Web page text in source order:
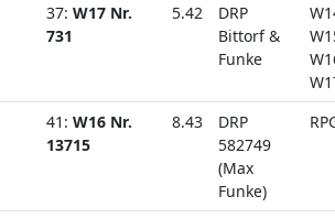
37: W17 Nr.
731
5.42
DRP
Bittorf &
Funke
41: W16 Nr.
13715
8.43
DRP
582749
(Max
Funke)